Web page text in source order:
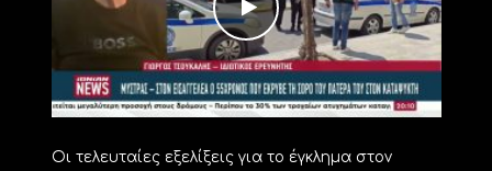
Οι τελευταίες εξελίξεις για το έγκλημα στον